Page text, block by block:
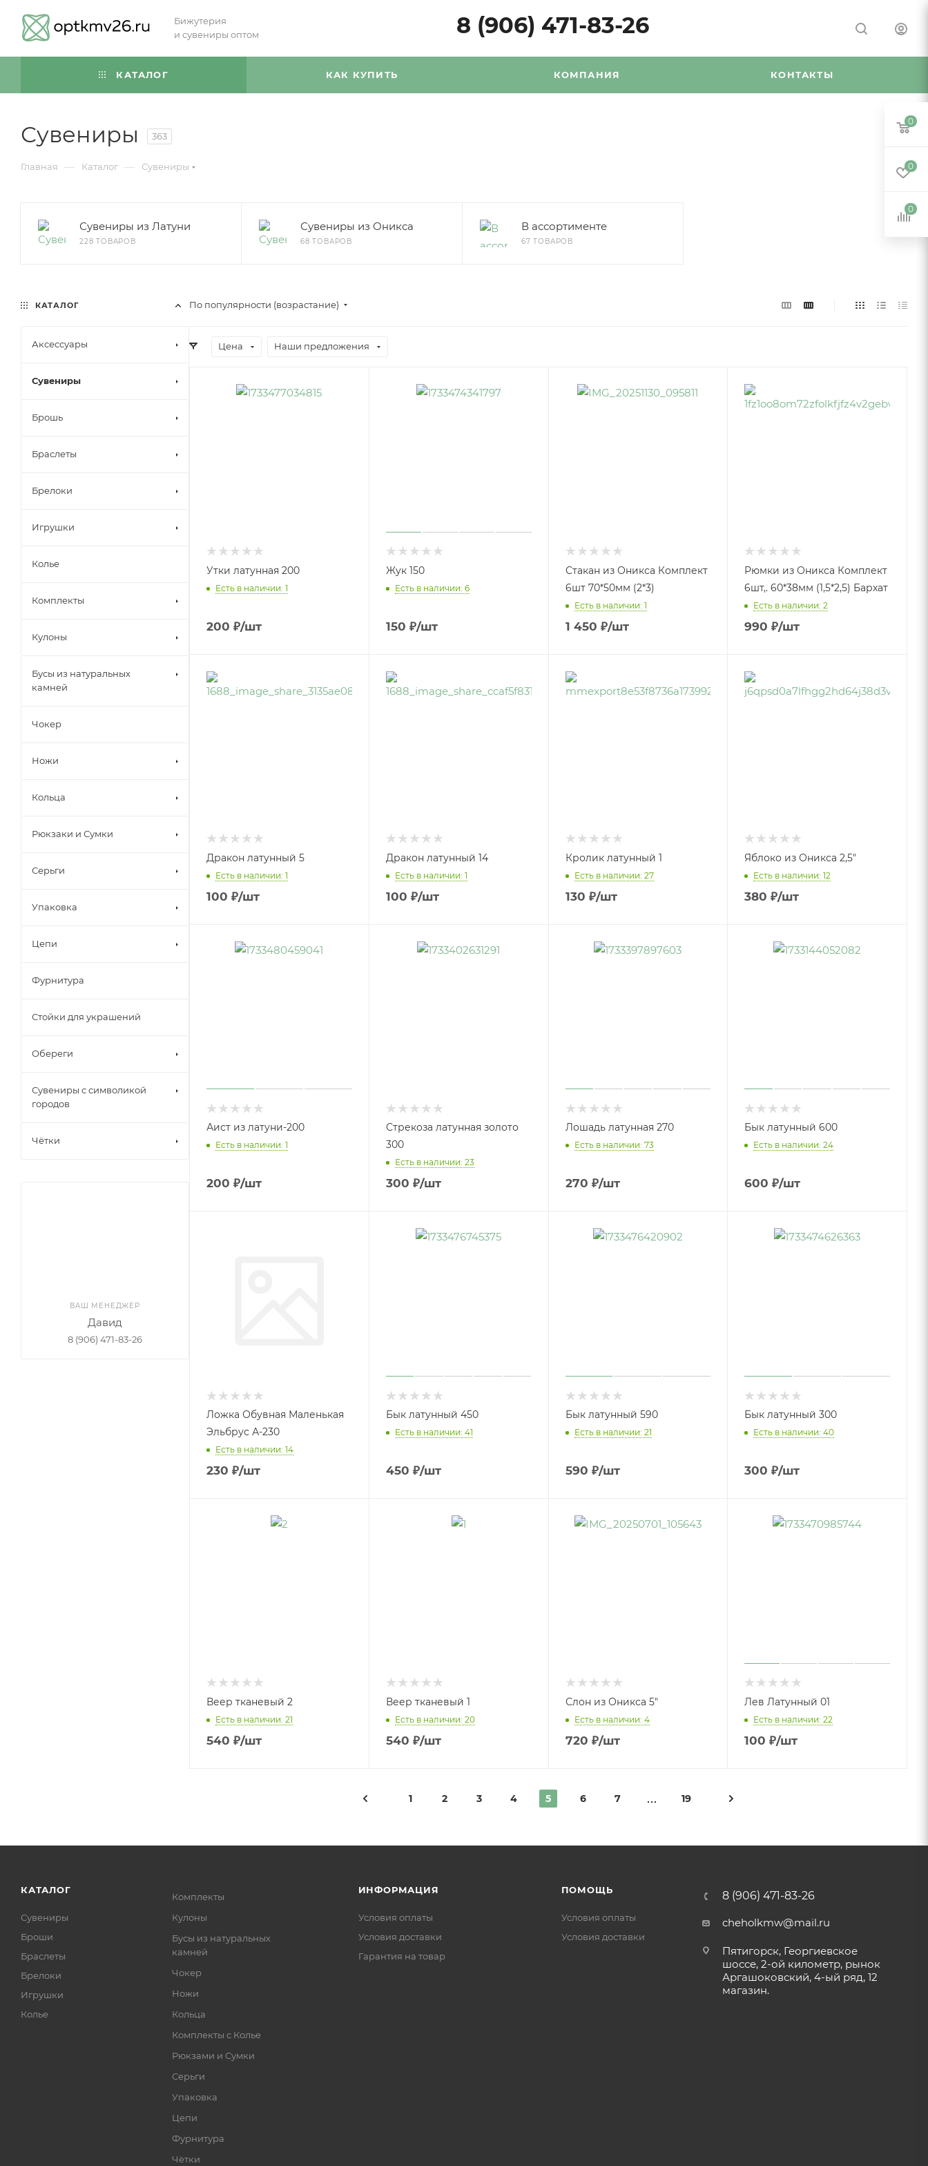
Бижутерия
и сувениры оптом
8 (906) 471-83-26
КАТАЛОГ КАК КУПИТЬ КОМПАНИЯ КОНТАКТЫ
Сувениры 363
Главная — Каталог — Сувениры
Сувениры из Латуни
228 ТОВАРОВ
Сувениры из Оникса
68 ТОВАРОВ
В ассортименте
67 ТОВАРОВ
По популярности (возрастание)
Цена Наши предложения
Утки латунная 200
Есть в наличии: 1
200 ₽/шт
Жук 150
Есть в наличии: 6
150 ₽/шт
Стакан из Оникса Комплект
6шт 70*50мм (2*3)
Есть в наличии: 1
1 450 ₽/шт
Рюмки из Оникса Комплект
6шт,. 60*38мм (1,5*2,5) Бархат
Есть в наличии: 2
990 ₽/шт
Дракон латунный 5
Есть в наличии: 1
100 ₽/шт
Дракон латунный 14
Есть в наличии: 1
100 ₽/шт
Кролик латунный 1
Есть в наличии: 27
130 ₽/шт
Яблоко из Оникса 2,5"
Есть в наличии: 12
380 ₽/шт
Аист из латуни-200
Есть в наличии: 1
200 ₽/шт
Стрекоза латунная золото
300
Есть в наличии: 23
300 ₽/шт
Лошадь латунная 270
Есть в наличии: 73
270 ₽/шт
Бык латунный 600
Есть в наличии: 24
600 ₽/шт
Ложка Обувная Маленькая
Эльбрус А-230
Есть в наличии: 14
230 ₽/шт
Бык латунный 450
Есть в наличии: 41
450 ₽/шт
Бык латунный 590
Есть в наличии: 21
590 ₽/шт
Бык латунный 300
Есть в наличии: 40
300 ₽/шт
Веер тканевый 2
Есть в наличии: 21
540 ₽/шт
Веер тканевый 1
Есть в наличии: 20
540 ₽/шт
Слон из Оникса 5"
Есть в наличии: 4
720 ₽/шт
Лев Латунный 01
Есть в наличии: 22
100 ₽/шт
1 2 3 4 5 6 7 19
КАТАЛОГ
Аксессуары
Сувениры
Брошь
Браслеты
Брелоки
Игрушки
Колье
Комплекты
Кулоны
Бусы из натуральных
камней
Чокер
Ножи
Кольца
Рюкзаки и Сумки
Серьги
Упаковка
Цепи
Фурнитура
Стойки для украшений
Обереги
Сувениры с символикой
городов
Чётки
ВАШ МЕНЕДЖЕР
Давид
8 (906) 471-83-26
КАТАЛОГ
Сувениры
Броши
Браслеты
Брелоки
Игрушки
Колье
Комплекты
Кулоны
Бусы из натуральных
камней
Чокер
Ножи
Кольца
Комплекты с Колье
Рюкзами и Сумки
Серьги
Упаковка
Цепи
Фурнитура
Чётки
ИНФОРМАЦИЯ
Условия оплаты
Условия доставки
Гарантия на товар
ПОМОЩЬ
Условия оплаты
Условия доставки
8 (906) 471-83-26
cheholkmw@mail.ru
Пятигорск, Георгиевское
шоссе, 2-ой километр, рынок
Аргашоковский, 4-ый ряд, 12
магазин.
0
0
0